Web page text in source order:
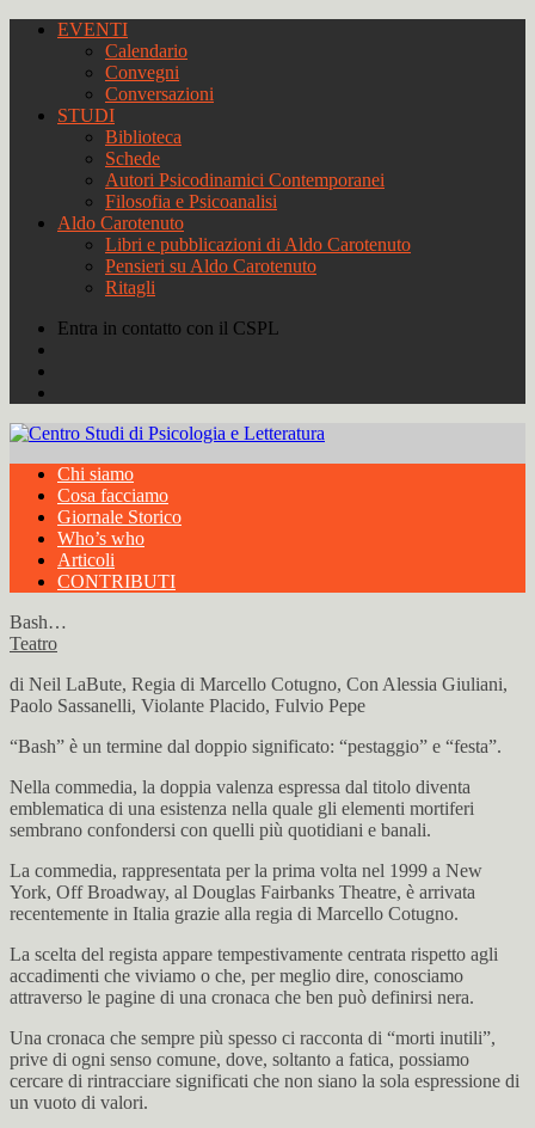
EVENTI
Calendario
Convegni
Conversazioni
STUDI
Biblioteca
Schede
Autori Psicodinamici Contemporanei
Filosofia e Psicoanalisi
Aldo Carotenuto
Libri e pubblicazioni di Aldo Carotenuto
Pensieri su Aldo Carotenuto
Ritagli
Entra in contatto con il CSPL
Chi siamo
Cosa facciamo
Giornale Storico
Who’s who
Articoli
CONTRIBUTI
Bash…
Teatro
di Neil LaBute, Regia di Marcello Cotugno, Con Alessia Giuliani,
Paolo Sassanelli, Violante Placido, Fulvio Pepe
“Bash” è un termine dal doppio significato: “pestaggio” e “festa”.
Nella commedia, la doppia valenza espressa dal titolo diventa
emblematica di una esistenza nella quale gli elementi mortiferi
sembrano confondersi con quelli più quotidiani e banali.
La commedia, rappresentata per la prima volta nel 1999 a New
York, Off Broadway, al Douglas Fairbanks Theatre, è arrivata
recentemente in Italia grazie alla regia di Marcello Cotugno.
La scelta del regista appare tempestivamente centrata rispetto agli
accadimenti che viviamo o che, per meglio dire, conosciamo
attraverso le pagine di una cronaca che ben può definirsi nera.
Una cronaca che sempre più spesso ci racconta di “morti inutili”,
prive di ogni senso comune, dove, soltanto a fatica, possiamo
cercare di rintracciare significati che non siano la sola espressione di
un vuoto di valori.